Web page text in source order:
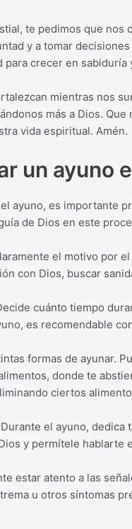
te pedimos que
y a tomar
crecer en
mientras nos
más a Dios.
vida espiritual. Amén.
un ayuno
ayuno, es importante
de Dios en este
el motivo por
con Dios, buscar
cuánto tiempo
es recomendable
formas de ayunar.
donde te
ciertos
el ayuno, dedica
y permítele hablarte
estar atento a las
u otros síntomas